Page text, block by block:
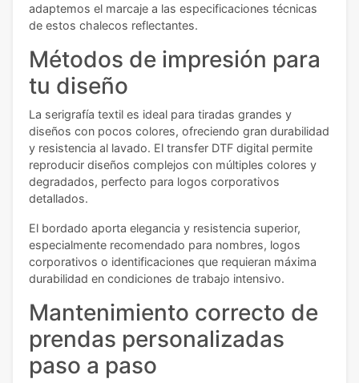
adaptemos el marcaje a las especificaciones técnicas
de estos chalecos reflectantes.
Métodos de impresión para
tu diseño
La serigrafía textil es ideal para tiradas grandes y
diseños con pocos colores, ofreciendo gran durabilidad
y resistencia al lavado. El transfer DTF digital permite
reproducir diseños complejos con múltiples colores y
degradados, perfecto para logos corporativos
detallados.
El bordado aporta elegancia y resistencia superior,
especialmente recomendado para nombres, logos
corporativos o identificaciones que requieran máxima
durabilidad en condiciones de trabajo intensivo.
Mantenimiento correcto de
prendas personalizadas
paso a paso